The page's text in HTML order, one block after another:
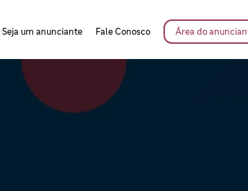
Seja um anunciante Fale Conosco Área do